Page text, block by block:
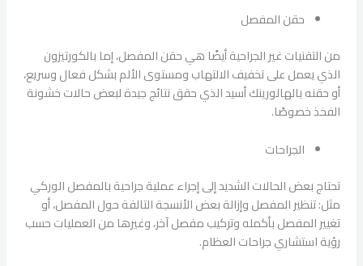
حقن المفصل
من التقنيات غير الجراحية أيضًا هي حقن المفصل، إما بالكورتيزون
الذي يعمل على تخفيف الالتهاب ومستوى الألم بشكل فعال وسريع،
أو حقنه بالهالورينك أسيد الذي حقق نتائج جيدة لبعض حالات خشونة
الفخذ خصوصًا.
الجراحات
تحتاج بعض الحالات الشديد إلى إجراء عملية جراحية بالمفصل الوركي
مثل: تنظير المفصل وإزالة بعض الأنسجة التالفة حول المفصل، أو
تغيير المفصل بأكمله وتركيب مفصل آخر، وغيرها من العمليات حسب
رؤية استشاري جراحات العظام.